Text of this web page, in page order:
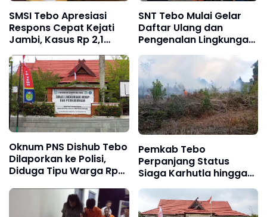
SMSI Tebo Apresiasi
Respons Cepat Kejati
Jambi, Kasus Rp 2,1
Miliar PUPR Tebo
Kembali Disorot
SNT Tebo Mulai Gelar
Daftar Ulang dan
Pengenalan Lingkungan
Sekolah, Puluhan Calon
Siswa Hadir Bersama
Orang Tua
Oknum PNS Dishub Tebo
Dilaporkan ke Polisi,
Diduga Tipu Warga Rp
Masuk Kerja
Pemkab Tebo
Perpanjang Status
Siaga Karhutla hingga
Akhir Agustus 2026,
Waspada Potensi
Kebakaran Lahan